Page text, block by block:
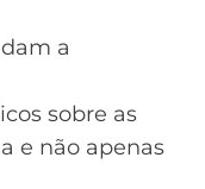
a
sobre as
e não apenas